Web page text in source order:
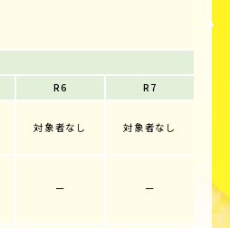
R6
R7
対象者なし 対象者なし
ー ー